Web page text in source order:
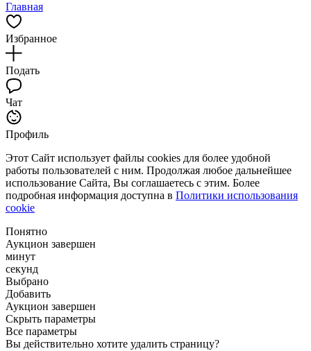
Главная
Избранное
Подать
Чат
Профиль
Этот Сайт использует файлы cookies для более удобной
работы пользователей с ним. Продолжая любое дальнейшее
использование Сайта, Вы соглашаетесь с этим. Более
подробная информация доступна в Политики использования
cookie
Понятно
Аукцион завершен
минут
секунд
Выбрано
Добавить
Аукцион завершен
Скрыть параметры
Все параметры
Вы действительно хотите удалить страницу?